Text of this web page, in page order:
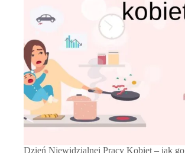
Dzień Niewidzialnej Pracy Kobiet – jak go